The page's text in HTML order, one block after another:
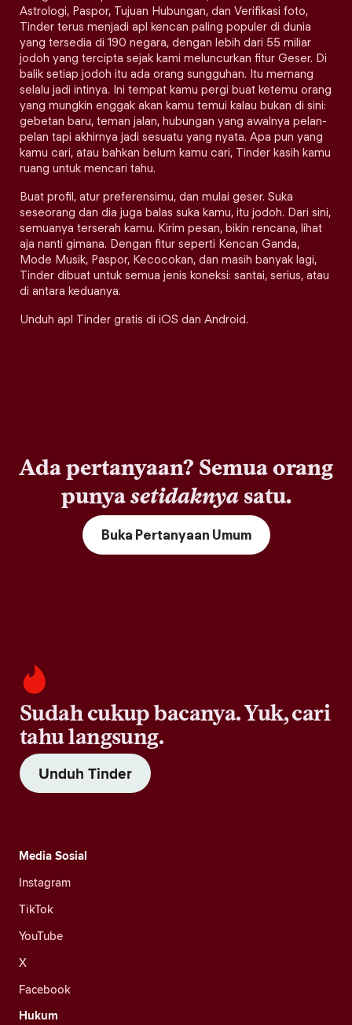
Astrologi, Paspor, Tujuan Hubungan, dan Verifikasi foto,
Tinder terus menjadi apl kencan paling populer di dunia
yang tersedia di 190 negara, dengan lebih dari 55 miliar
jodoh yang tercipta sejak kami meluncurkan fitur Geser. Di
balik setiap jodoh itu ada orang sungguhan. Itu memang
selalu jadi intinya. Ini tempat kamu pergi buat ketemu orang
yang mungkin enggak akan kamu temui kalau bukan di sini:
gebetan baru, teman jalan, hubungan yang awalnya pelan-
pelan tapi akhirnya jadi sesuatu yang nyata. Apa pun yang
kamu cari, atau bahkan belum kamu cari, Tinder kasih kamu
ruang untuk mencari tahu.
Buat profil, atur preferensimu, dan mulai geser. Suka
seseorang dan dia juga balas suka kamu, itu jodoh. Dari sini,
semuanya terserah kamu. Kirim pesan, bikin rencana, lihat
aja nanti gimana. Dengan fitur seperti Kencan Ganda,
Mode Musik, Paspor, Kecocokan, dan masih banyak lagi,
Tinder dibuat untuk semua jenis koneksi: santai, serius, atau
di antara keduanya.
Unduh apl Tinder gratis di iOS dan Android.
Ada pertanyaan? Semua orang
punyasetidaknyasatu.
Buka Pertanyaan Umum
Sudah cukup bacanya. Yuk, cari
tahu langsung.
Unduh Tinder
Media Sosial
Instagram
TikTok
YouTube
X
Facebook
Hukum